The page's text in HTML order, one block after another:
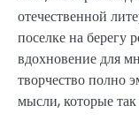
отечественной
поселке на берегу
вдохновение для
творчество полно
мысли, которые